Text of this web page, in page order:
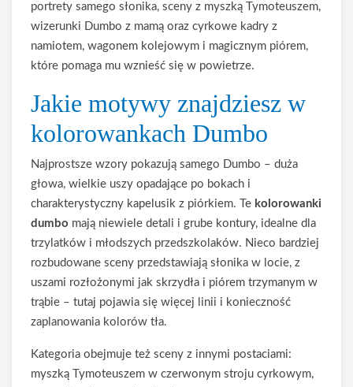
portrety samego słonika, sceny z myszką Tymoteuszem,
wizerunki Dumbo z mamą oraz cyrkowe kadry z
namiotem, wagonem kolejowym i magicznym piórem,
które pomaga mu wznieść się w powietrze.
Jakie motywy znajdziesz w
kolorowankach Dumbo
Najprostsze wzory pokazują samego Dumbo – duża
głowa, wielkie uszy opadające po bokach i
charakterystyczny kapelusik z piórkiem. Te kolorowanki
dumbo mają niewiele detali i grube kontury, idealne dla
trzylatków i młodszych przedszkolaków. Nieco bardziej
rozbudowane sceny przedstawiają słonika w locie, z
uszami rozłożonymi jak skrzydła i piórem trzymanym w
trąbie – tutaj pojawia się więcej linii i konieczność
zaplanowania kolorów tła.
Kategoria obejmuje też sceny z innymi postaciami:
myszką Tymoteuszem w czerwonym stroju cyrkowym,